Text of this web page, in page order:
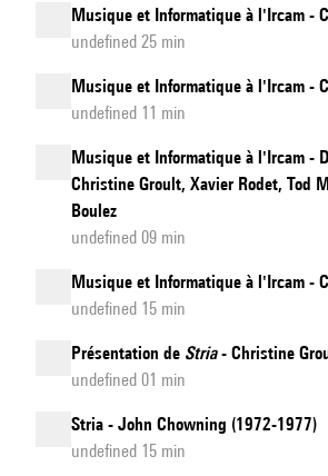
Musique et Informatique à l'Ircam -
undefined 25 min
Musique et Informatique à l'Ircam -
undefined 11 min
Musique et Informatique à l'Ircam -
Christine Groult, Xavier Rodet, Tod
Boulez
undefined 09 min
Musique et Informatique à l'Ircam -
undefined 15 min
Présentation de Stria- Christine
undefined 01 min
Stria - John Chowning (1972-1977)
undefined 15 min